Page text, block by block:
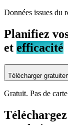
Données issues du
Planifiez
et efficacité
Télécharger
Gratuit. Pas de